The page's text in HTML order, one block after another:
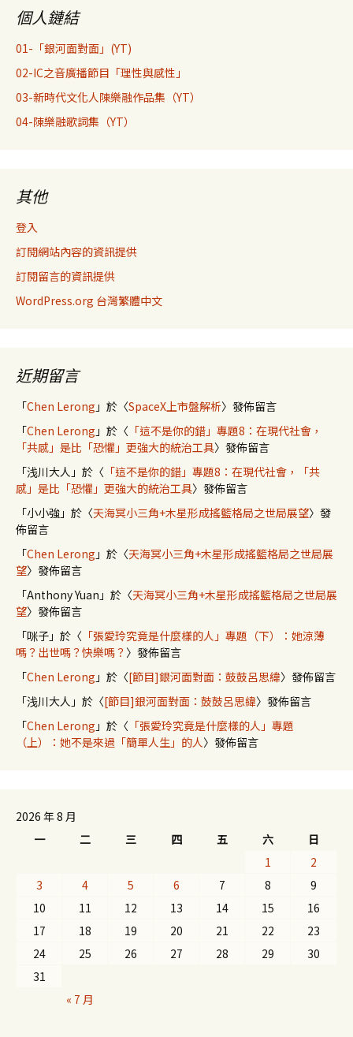
個人鏈結
01-「銀河面對面」(YT)
02-IC之音廣播節目「理性與感性」
03-新時代文化人陳樂融作品集（YT）
04-陳樂融歌詞集（YT）
其他
登入
訂閱網站內容的資訊提供
訂閱留言的資訊提供
WordPress.org 台灣繁體中文
近期留言
「Chen Lerong 」於〈SpaceX上市盤解析〉發佈留言
「Chen Lerong 」於〈 「這不是你的錯」專題8：在現代社會，
「共感」是比「恐懼」更強大的統治工具〉發佈留言
「浅川大人 」於〈 「這不是你的錯」專題8：在現代社會，「共
感」是比「恐懼」更強大的統治工具〉發佈留言
「小小強 」於〈天海冥小三角+木星形成搖籃格局之世局展望〉發
佈留言
「Chen Lerong 」於〈天海冥小三角+木星形成搖籃格局之世局展
望〉發佈留言
「Anthony Yuan 」於〈天海冥小三角+木星形成搖籃格局之世局展
望〉發佈留言
「咪子 」於〈 「張愛玲究竟是什麼樣的人」專題（下）：她涼薄
嗎？出世嗎？快樂嗎？ 〉發佈留言
「Chen Lerong 」於〈[節目]銀河面對面：鼓鼓呂思緯〉發佈留言
「浅川大人 」於〈[節目]銀河面對面：鼓鼓呂思緯〉發佈留言
「Chen Lerong 」於〈 「張愛玲究竟是什麼樣的人」專題
（上）：她不是來過「簡單人生」的人〉發佈留言
2026 年 8 月
一
二 三 四 五 六
日
1
2
3
4 5 6 7 8
9
10
11 12 13 14 15
16
17
18 19 20 21 22
23
24
25 26 27 28 29
30
31
« 7 月